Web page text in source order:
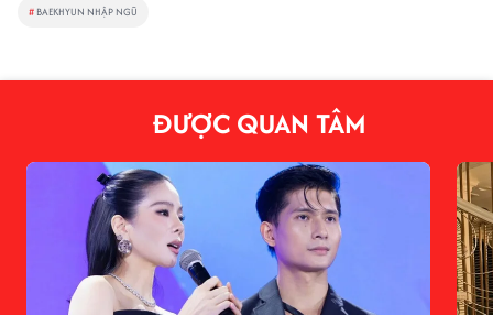
# BAEKHYUN NHẬP NGŨ
ĐƯỢC QUAN TÂM